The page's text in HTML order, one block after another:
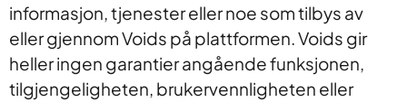
informasjon, tjenester eller noe som tilbys av
eller gjennom Voids på plattformen. Voids gir
heller ingen garantier angående funksjonen,
tilgjengeligheten, brukervennligheten eller